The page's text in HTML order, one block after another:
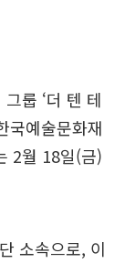
룹 ‘더 텐 테
국예술문화재
2월 18일(금)
소속으로, 이